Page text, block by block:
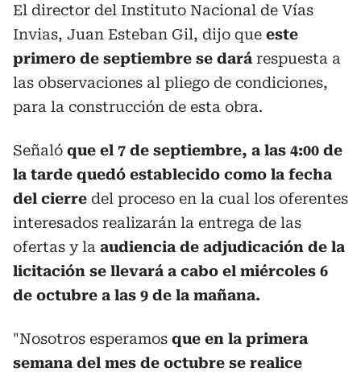
El director del Instituto Nacional de Vías
Invias, Juan Esteban Gil, dijo que este
primero de septiembre se dará respuesta a
las observaciones al pliego de condiciones,
para la construcción de esta obra.
Señaló que el 7 de septiembre, a las 4:00 de
la tarde quedó establecido como la fecha
del cierre del proceso en la cual los oferentes
interesados realizarán la entrega de las
ofertas y la audiencia de adjudicación de la
licitación se llevará a cabo el miércoles 6
de octubre a las 9 de la mañana.
"Nosotros esperamos que en la primera
semana del mes de octubre se realice